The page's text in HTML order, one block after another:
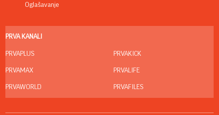
Oglašavanje
PRVA KANALI
PRVAPLUS
PRVAMAX
PRVAWORLD
PRVAKICK
PRVALIFE
PRVAFILES